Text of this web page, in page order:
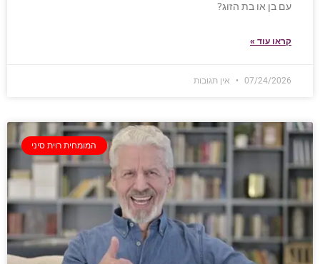
עם בן או בת הזוג?
קראו עוד »
07/24/2026 אין תגובות
המומחית רוית סיני